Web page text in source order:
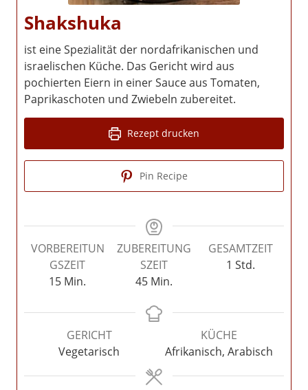
Shakshuka
ist eine Spezialität der nordafrikanischen und
israelischen Küche. Das Gericht wird aus
pochierten Eiern in einer Sauce aus Tomaten,
Paprikaschoten und Zwiebeln zubereitet.
Rezept drucken
Pin Recipe
VORBEREITUN
GSZEIT
15Minuten
Min.
ZUBEREITUNG
SZEIT
45Minuten
Min.
GESAMTZEIT
1 Stunde
Std.
GERICHT
Vegetarisch
KÜCHE
Afrikanisch, Arabisch